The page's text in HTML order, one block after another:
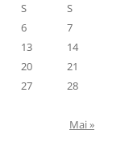
S
S
6
7
13
14
20
21
27
28
Mai »